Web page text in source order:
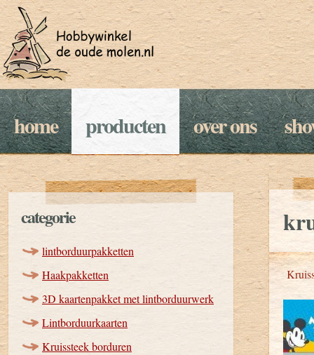
home producten over ons
categorie
lintborduurpakketten
Haakpakketten
3D kaartenpakket met lintborduurwerk
Lintborduurkaarten
Kruissteek borduren